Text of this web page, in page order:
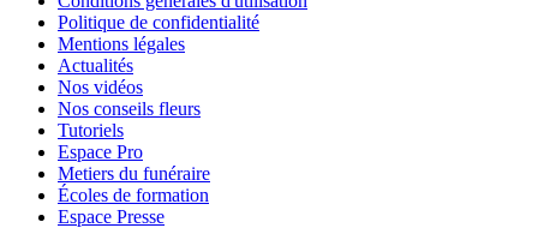
Politique de confidentialité
Mentions légales
Actualités
Nos vidéos
Nos conseils fleurs
Tutoriels
Espace Pro
Metiers du funéraire
Écoles de formation
Espace Presse